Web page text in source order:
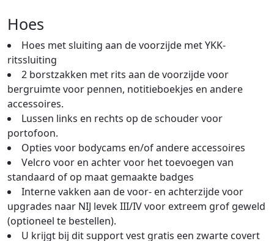
Hoes
Hoes met sluiting aan de voorzijde met YKK-
ritssluiting
2 borstzakken met rits aan de voorzijde voor
bergruimte voor pennen, notitieboekjes en andere
accessoires.
Lussen links en rechts op de schouder voor
portofoon.
Opties voor bodycams en/of andere accessoires
Velcro voor en achter voor het toevoegen van
standaard of op maat gemaakte badges
Interne vakken aan de voor- en achterzijde voor
upgrades naar NIJ levek III/IV voor extreem grof geweld
(optioneel te bestellen).
U krijgt bij dit support vest gratis een zwarte covert